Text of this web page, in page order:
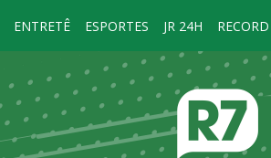
ENTRETÊ ESPORTES JR 24H RECORD